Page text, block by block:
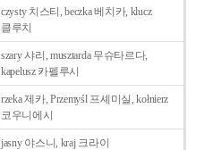
czysty 치스티, beczka 베치카, klucz
클루치
szary 샤리, musztarda 무슈타르다,
kapelusz 카펠루시
rzeka 제카, Przemyśl 프셰미실, kołnierz
코우니에시
jasny 야스니, kraj 크라이